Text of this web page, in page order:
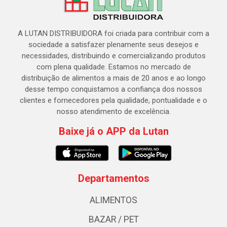
A LUTAN DISTRIBUIDORA foi criada para contribuir com a
sociedade a satisfazer plenamente seus desejos e
necessidades, distribuindo e comercializando produtos
com plena qualidade. Estamos no mercado de
distribuição de alimentos a mais de 20 anos e ao longo
desse tempo conquistamos a confiança dos nossos
clientes e fornecedores pela qualidade, pontualidade e o
nosso atendimento de excelência.
Baixe já o APP da Lutan
Departamentos
ALIMENTOS
BAZAR / PET